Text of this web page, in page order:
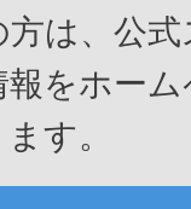
は、公
をホー
す。